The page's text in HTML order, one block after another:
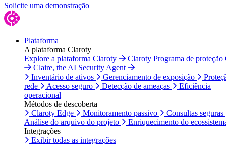
Solicite uma demonstração
Plataforma
A plataforma Claroty
Explore a plataforma Claroty
Claroty Programa de proteção
Claire, the AI Security Agent
Inventário de ativos
Gerenciamento de exposição
rede
Acesso seguro Detecção de ameaças
Eficiência
operacional
Métodos de descoberta
Claroty Edge
Monitoramento passivo
Consultas seguras
Análise do arquivo do projeto
Enriquecimento do
Integrações
Exibir todas as integrações